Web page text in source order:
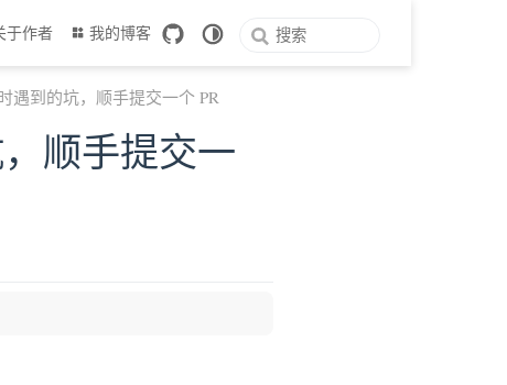
于作者 我的博客
遇到的坑，顺手提交一个 PR
顺手提交一